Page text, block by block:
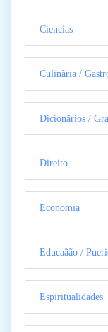
Ciencias
Culinãria /
Dicionãrios /
Direito
Economia
Educaãão /
Espiritualidades